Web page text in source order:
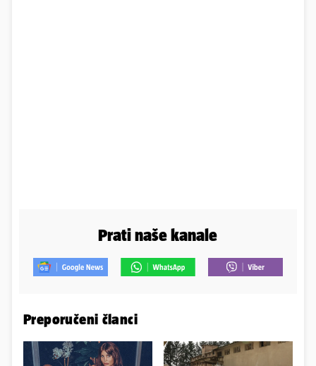
Prati naše kanale
Preporučeni članci